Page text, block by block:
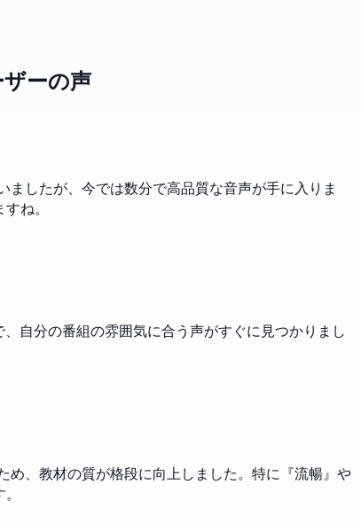
ーの声
したが、今では数分で高品質な音声が手に入りま
ね。
自分の番組の雰囲気に合う声がすぐに見つかりまし
、教材の質が格段に向上しました。特に『流暢』や